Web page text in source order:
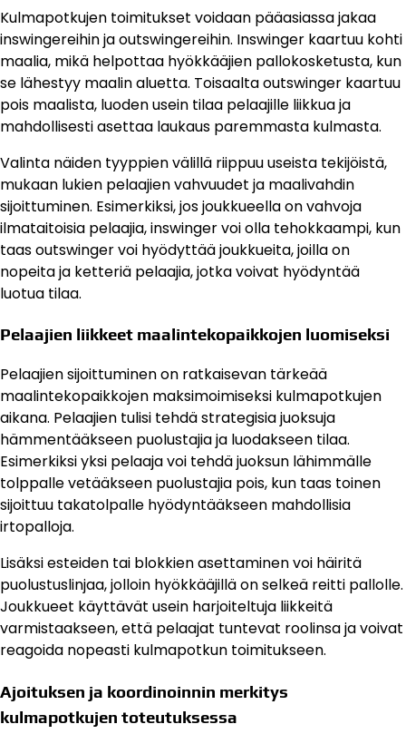
Kulmapotkujen toimitukset voidaan pääasiassa jakaa
inswingereihin ja outswingereihin. Inswinger kaartuu kohti
maalia, mikä helpottaa hyökkääjien pallokosketusta, kun
se lähestyy maalin aluetta. Toisaalta outswinger kaartuu
pois maalista, luoden usein tilaa pelaajille liikkua ja
mahdollisesti asettaa laukaus paremmasta kulmasta.
Valinta näiden tyyppien välillä riippuu useista tekijöistä,
mukaan lukien pelaajien vahvuudet ja maalivahdin
sijoittuminen. Esimerkiksi, jos joukkueella on vahvoja
ilmataitoisia pelaajia, inswinger voi olla tehokkaampi, kun
taas outswinger voi hyödyttää joukkueita, joilla on
nopeita ja ketteriä pelaajia, jotka voivat hyödyntää
luotua tilaa.
Pelaajien liikkeet maalintekopaikkojen luomiseksi
Pelaajien sijoittuminen on ratkaisevan tärkeää
maalintekopaikkojen maksimoimiseksi kulmapotkujen
aikana. Pelaajien tulisi tehdä strategisia juoksuja
hämmentääkseen puolustajia ja luodakseen tilaa.
Esimerkiksi yksi pelaaja voi tehdä juoksun lähimmälle
tolppalle vetääkseen puolustajia pois, kun taas toinen
sijoittuu takatolpalle hyödyntääkseen mahdollisia
irtopalloja.
Lisäksi esteiden tai blokkien asettaminen voi häiritä
puolustuslinjaa, jolloin hyökkääjillä on selkeä reitti pallolle.
Joukkueet käyttävät usein harjoiteltuja liikkeitä
varmistaakseen, että pelaajat tuntevat roolinsa ja voivat
reagoida nopeasti kulmapotkun toimitukseen.
Ajoituksen ja koordinoinnin merkitys
kulmapotkujen toteutuksessa